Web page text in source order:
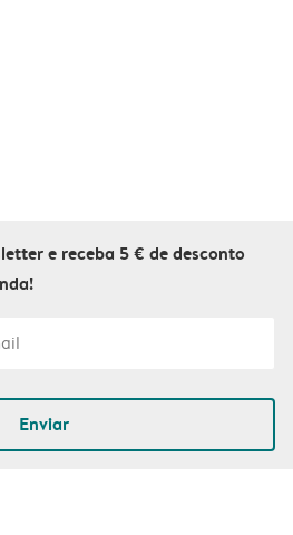
pagination
e receba 5 € de desconto
Enviar